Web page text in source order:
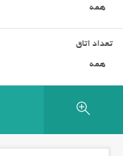
همه
تعداد اتاق
همه